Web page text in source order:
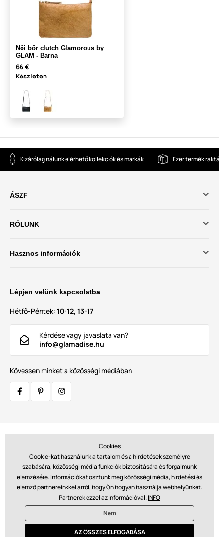
Női bőr clutch Glamorous by
GLAM - Barna
66 €
Készleten
Kizárólag nálunk elérhető kollekciók és márkák Ezer termék
ÁSZF
RÓLUNK
Hasznos információk
Lépjen velünk kapcsolatba
Hétfő-Péntek: 10-12, 13-17
Kérdése vagy javaslata van?
info@glamadise.hu
Kövessen minket a közösségi médiában
Fizetések:
© 2026 www.glamadise.hu. Technikailag biztosítjaSimplia s.r.o.
Cookies
Cookie-kat használunk a tartalom és a hirdetések személyre
szabására, közösségi média funkciók biztosítására és forgalmunk
elemzésére. Információkat osztunk meg közösségi média, hirdetési és
elemző partnereinkkel arról, hogy Ön hogyan használja webhelyünket.
Partnerek ezzel az információval.INFO
Nem
AZ ÖSSZES ELFOGADÁSA